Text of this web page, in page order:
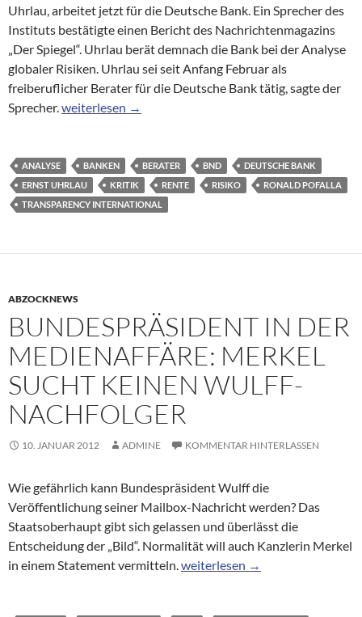
Uhrlau, arbeitet jetzt für die Deutsche Bank. Ein Sprecher des
Instituts bestätigte einen Bericht des Nachrichtenmagazins
„Der Spiegel“. Uhrlau berät demnach die Bank bei der Analyse
globaler Risiken. Uhrlau sei seit Anfang Februar als
freiberuflicher Berater für die Deutsche Bank tätig, sagte der
Sprecher.Zwei Monate nach Pensionierung: Ex-BND-Chef
weiterlesen →
ANALYSE BANKEN BERATER BND
DEUTSCHE BANK
ERNST UHRLAU
KRITIK RENTE RISIKO
RONALD POFALLA
TRANSPARENCY INTERNATIONAL
ABZOCKNEWS
BUNDESPRÄSIDENT IN DER
MEDIENAFFÄRE: MERKEL
SUCHT KEINEN WULFF-
NACHFOLGER
10. JANUAR 2012 ADMINE KOMMENTAR HINTERLASSEN
Wie gefährlich kann Bundespräsident Wulff die
Veröffentlichung seiner Mailbox-Nachricht werden? Das
Staatsoberhaupt gibt sich gelassen und überlässt die
Entscheidung der „Bild“. Normalität will auch Kanzlerin Merkel
in einem Statement vermitteln.Bundespräsident in der
weiterlesen →